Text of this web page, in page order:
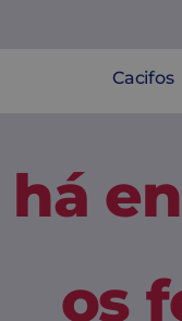
Cacifos
os